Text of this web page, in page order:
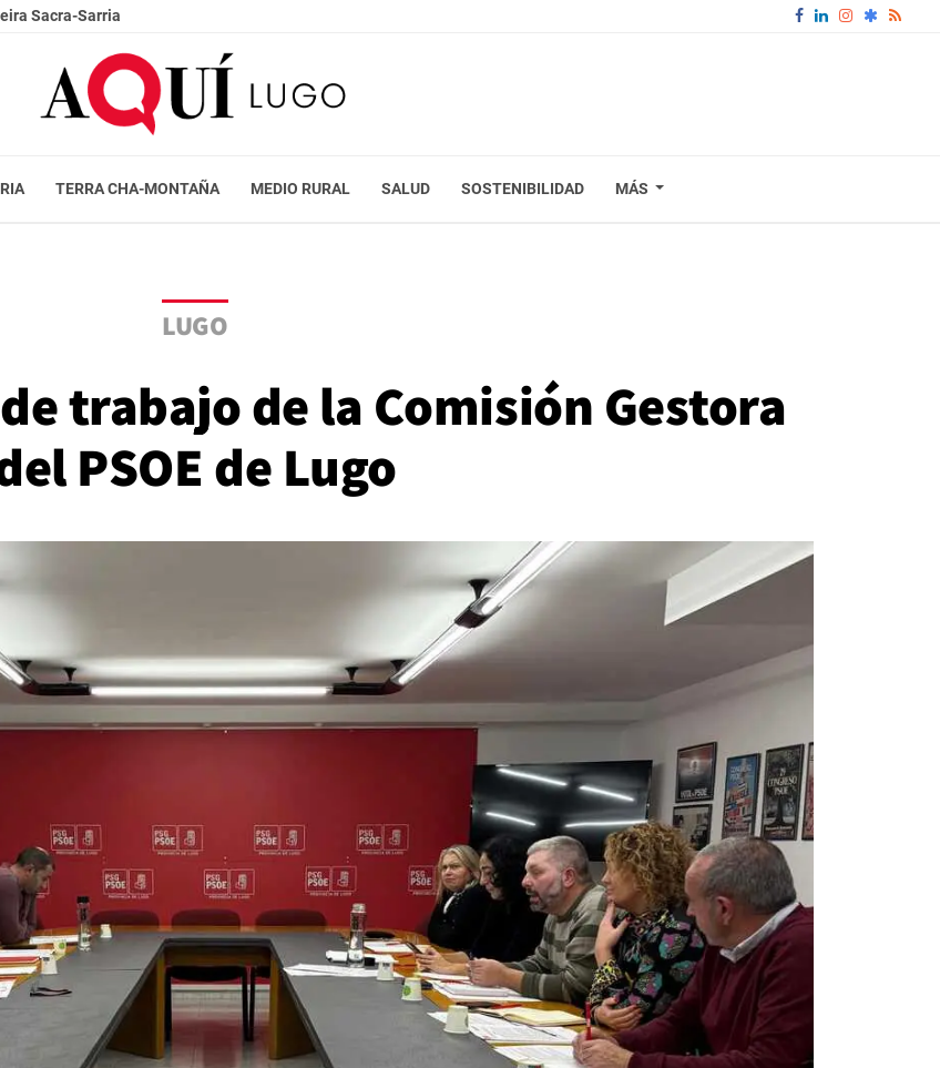
Sacra-Sarria
TERRA CHA-MONTAÑA MEDIO RURAL SALUD SOSTENIBILIDAD MÁS
LUGO
trabajo de la Comisión Gestora
PSOE de Lugo